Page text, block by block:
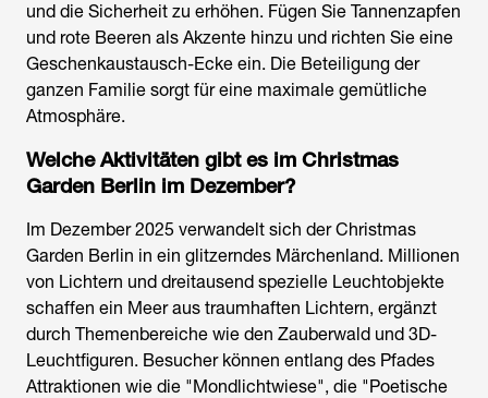
und die Sicherheit zu erhöhen. Fügen Sie Tannenzapfen
und rote Beeren als Akzente hinzu und richten Sie eine
Geschenkaustausch-Ecke ein. Die Beteiligung der
ganzen Familie sorgt für eine maximale gemütliche
Atmosphäre.
Welche Aktivitäten gibt es im Christmas
Garden Berlin im Dezember?
Im Dezember 2025 verwandelt sich der Christmas
Garden Berlin in ein glitzerndes Märchenland. Millionen
von Lichtern und dreitausend spezielle Leuchtobjekte
schaffen ein Meer aus traumhaften Lichtern, ergänzt
durch Themenbereiche wie den Zauberwald und 3D-
Leuchtfiguren. Besucher können entlang des Pfades
Attraktionen wie die "Mondlichtwiese", die "Poetische